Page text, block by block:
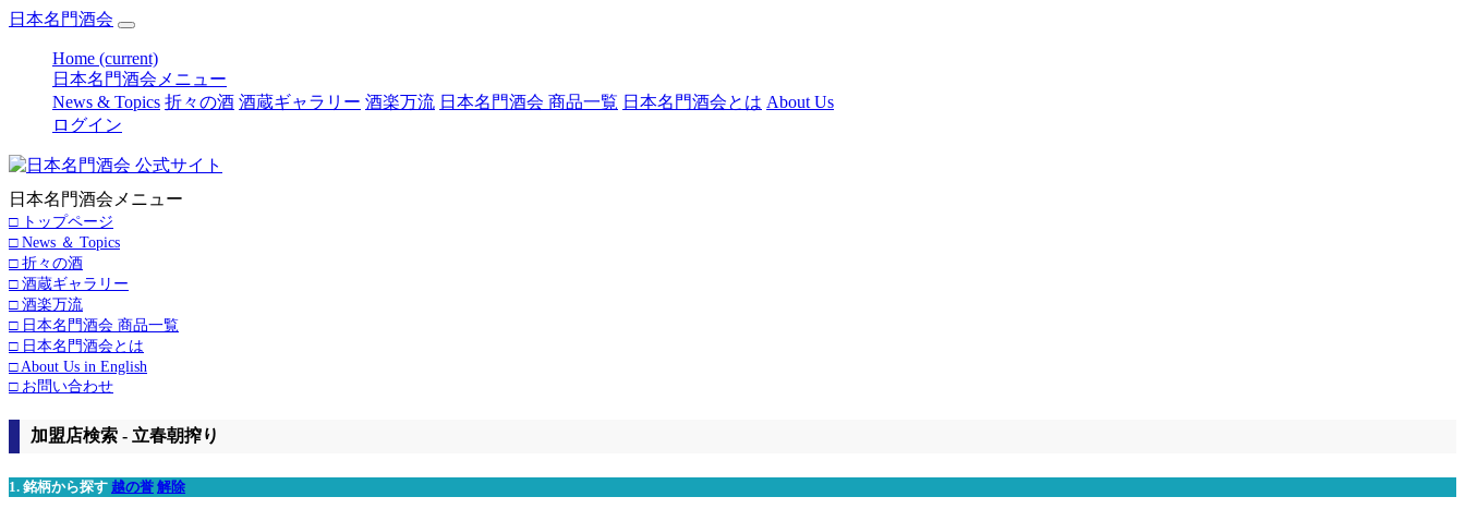
日本名門酒会
Home (current)
日本名門酒会メニュー
News & Topics 折々の酒 酒蔵ギャラリー 酒楽万流 日本名門酒会 商品一覧 日本名門酒会とは About Us
ログイン
日本名門酒会メニュー
□ トップページ
□ News ＆ Topics
□ 折々の酒
□ 酒蔵ギャラリー
□ 酒楽万流
□ 日本名門酒会 商品一覧
□ 日本名門酒会とは
□ About Us in English
□ お問い合わせ
加盟店検索 - 立春朝搾り
1. 銘柄から探す 越の誉 解除